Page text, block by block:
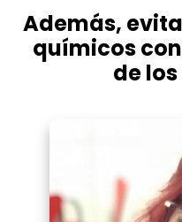
Además,
químicos
de